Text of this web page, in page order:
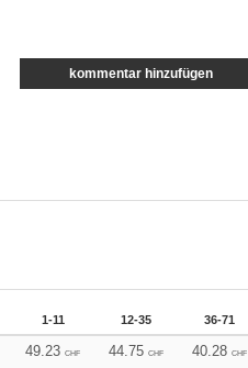
kommentar hinzufügen
1-11 12-35 36-71
49.23CHF 44.75CHF 40.28CHF